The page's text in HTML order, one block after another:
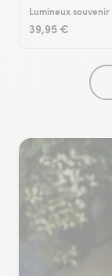
Lumineux souvenir
39,95 €